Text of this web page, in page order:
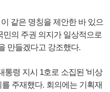
같은 명칭을 제안한 바 있으
의 주권 의지가 일상적으로
만들겠다고 강조했다.
통령 지시 1호로 소집된 '비상
주재했다. 회의에는 기획재